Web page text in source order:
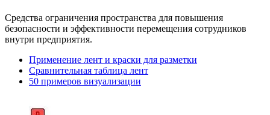
Средства ограничения пространства для повышения
безопасности и эффективности перемещения сотрудников
внутри предприятия.
Применение лент и краски для разметки
Сравнительная таблица лент
50 примеров визуализации